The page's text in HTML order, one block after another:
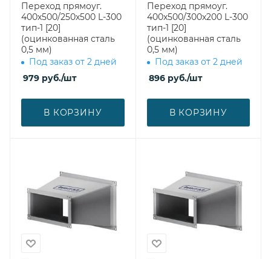
Переход прямоуг.
400х500/250х500 L-300
тип-1 [20]
(оцинкованная сталь
0,5 мм)
Под заказ от 2 дней
979 руб./шт
В КОРЗИНУ
Переход прямоуг.
400х500/300х200 L-300
тип-1 [20]
(оцинкованная сталь
0,5 мм)
Под заказ от 2 дней
896руб./шт
В КОРЗИНУ